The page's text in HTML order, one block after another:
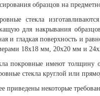
образцов на
стекла
для накрывания
и гладкая поверхность и
18х18 мм, 20х20 мм и
покровные имеют толщину
стекла круглой или
приведены некоторые